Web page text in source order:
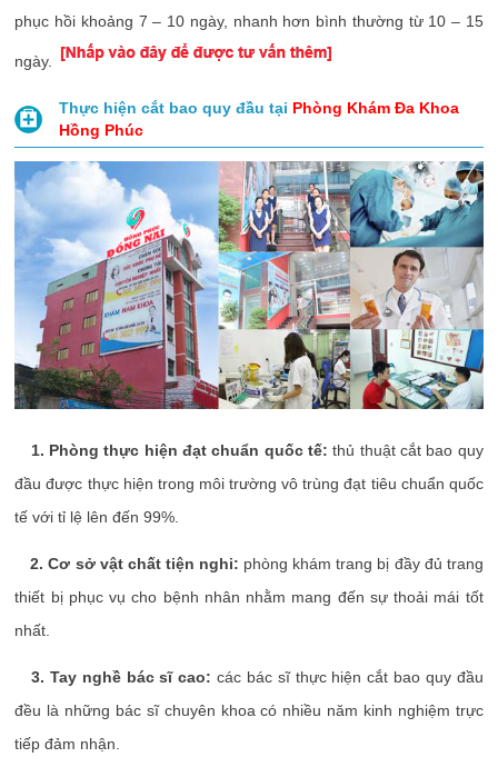
phục hồi khoảng 7 – 10 ngày, nhanh hơn bình thường từ 10 – 15
ngày.
Thực hiện cắt bao quy đầu tại Phòng Khám Đa Khoa
Hồng Phúc
1. Phòng thực hiện đạt chuẩn quốc tế: thủ thuật cắt bao quy
đầu được thực hiện trong môi trường vô trùng đạt tiêu chuẩn quốc
tế với tỉ lệ lên đến 99%.
2. Cơ sở vật chất tiện nghi: phòng khám trang bị đầy đủ trang
thiết bị phục vụ cho bệnh nhân nhằm mang đến sự thoải mái tốt
nhất.
3. Tay nghề bác sĩ cao:các bác sĩ thực hiện cắt bao quy đầu
đều là những bác sĩ chuyên khoa có nhiều năm kinh nghiệm trực
tiếp đảm nhận.